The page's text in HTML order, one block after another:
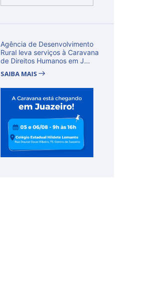
Agência de Desenvolvimento
Rural leva serviços à Caravana
de Direitos Humanos em J...
SAIBA MAIS